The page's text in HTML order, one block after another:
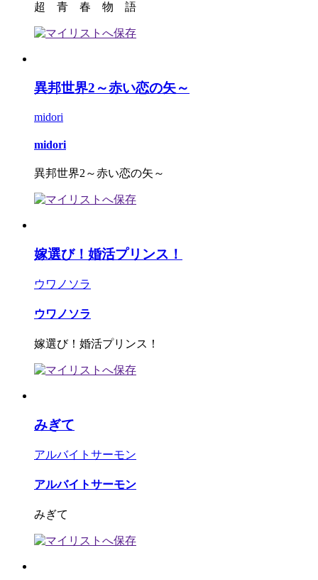
超 青 春 物 語
異邦世界2～赤い恋の矢～
midori
midori
異邦世界2～赤い恋の矢～
嫁選び！婚活プリンス！
ウワノソラ
ウワノソラ
嫁選び！婚活プリンス！
みぎて
アルバイトサーモン
アルバイトサーモン
みぎて